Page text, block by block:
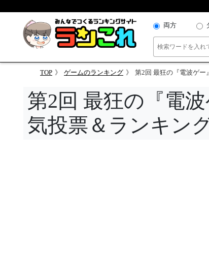
両方
TOP ゲームのランキング 第2回 最狂の『電波ゲー
第2回 最狂の『電
気投票＆ランキン